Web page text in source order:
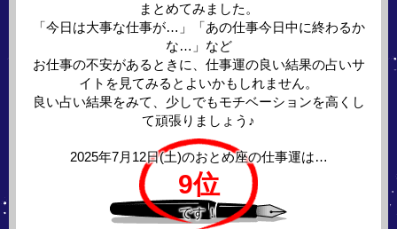
まとめてみました。
「今日は大事な仕事が…」「あの仕事今日中に終わるか
な…」など
お仕事の不安があるときに、仕事運の良い結果の占いサ
イトを見てみるとよいかもしれません。
良い占い結果をみて、少しでもモチベーションを高くし
て頑張りましょう♪
2025年7月12日(土)のおとめ座の仕事運は…
9位
です！